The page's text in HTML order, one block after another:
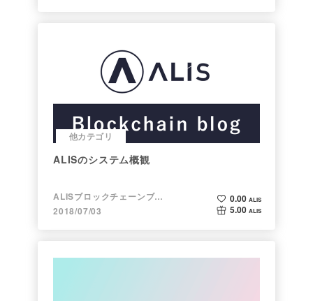
他カテゴリ
ALISのシステム概観
ALISブロックチェーンブログ
2018/07/03
0.00 ALIS
5.00 ALIS